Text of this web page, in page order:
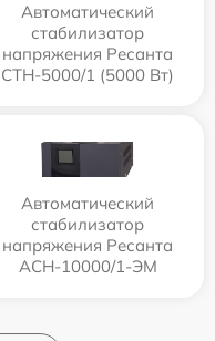
Автоматический
стабилизатор
напряжения Ресанта
СТН-5000/1 (5000 Вт)
Автоматический
стабилизатор
напряжения Ресанта
АСН-10000/1-ЭМ